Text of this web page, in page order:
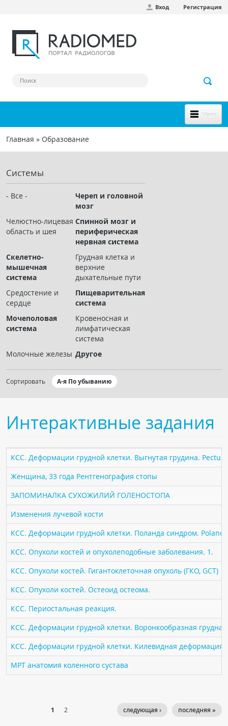
Вход Регистрация
Меню
НОВОЕ НА САЙТЕ
СООБЩЕСТВО
Клинические наблюдения
Чат RADIOMED
ОБРАЗОВАНИЕ
Интерактивные задания
Презентации
Публикации
Журнал "Лучевая диагностика и терапия"
КНИЖНЫЙ МАГАЗИН
ПАЦИЕНТАМ
Где пройти обследование
Компьютерная томография (КТ)
Магнитно-резонансная томография (МРТ)
Спросить врача
ПОМОЩЬ
Вы здесь
Главная » Образование
Системы
- Все -
Череп и головной
мозг
Челюстно-лицевая
область и шея
Спинной мозг и
периферическая
нервная система
Скелетно-
мышечная
система
Грудная клетка и
верхние
дыхательные пути
Средостение и
сердце
Пищеварительная
система
Мочеполовая
система
Кровеносная и
лимфатическая
система
Молочные железы Другое
Сортировать А-я По убыванию
Интерактивные задания
КСС. Деформации грудной клетки. Выгнутая грудина. Pectus
Женщина, 33 года Рентгенография стопы
ЗАПОМИНАЛКА СУХОЖИЛИЙ ГОЛЕНОСТОПА
Изменения лучевой кости
КСС. Деформации грудной клетки. Поланда синдром. Poland
КСС. Опухоли костей и опухолеподобные заболевания. 1.
КСС. Опухоли костей. Гигантоклеточная опухоль (ГКО, GCT)
КСС. Опухоли костей. Остеоид остеома.
КСС. Периостальная реакция.
КСС. Деформации грудной клетки. Воронкообразная
КСС. Деформации грудной клетки. Килевидная деформация
МРТ анатомия коленного сустава
1 2 последняя »
следующая ›